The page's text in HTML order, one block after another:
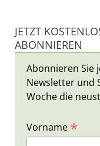
JETZT
ABONNIEREN
Abonnieren Sie
Newsletter und
Woche die
Vorname *